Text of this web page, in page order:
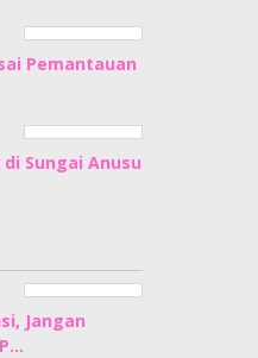
Pemantauan
Sungai Anusu
Jangan